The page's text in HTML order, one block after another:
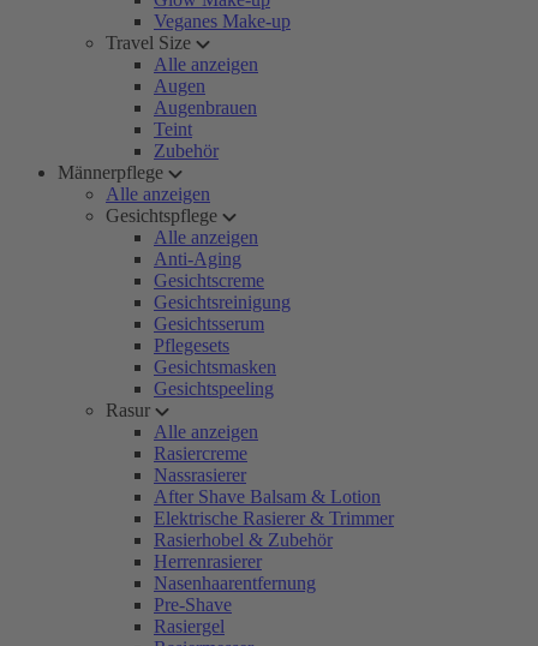
Veganes Make-up
Travel Size
Alle anzeigen
Augen
Augenbrauen
Teint
Zubehör
Männerpflege
Alle anzeigen
Gesichtspflege
Alle anzeigen
Anti-Aging
Gesichtscreme
Gesichtsreinigung
Gesichtsserum
Pflegesets
Gesichtsmasken
Gesichtspeeling
Rasur
Alle anzeigen
Rasiercreme
Nassrasierer
After Shave Balsam & Lotion
Elektrische Rasierer & Trimmer
Rasierhobel & Zubehör
Herrenrasierer
Nasenhaarentfernung
Pre-Shave
Rasiergel